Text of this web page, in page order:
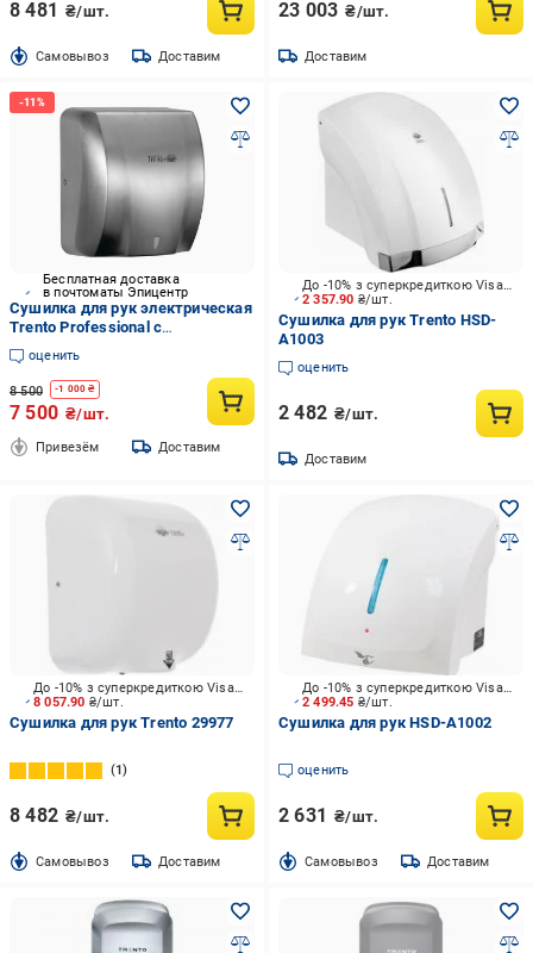
8 481 ₴/шт.
Cамовывоз Доставим
23 003 ₴/шт.
Доставим
Бесплатная доставка
в почтоматы Эпицентр
Сушилка для рук электрическая
Trento Professional с
индикатором 1800W (9193)
оценить
8 500 -1 000 ₴
7 500 ₴/шт.
Привезём Доставим
2 357.90 ₴/шт.
До -10% з суперкредиткою Visa Вигода
Сушилка для рук Trento HSD-
А1003
оценить
2 482 ₴/шт.
Доставим
8 057.90 ₴/шт.
До -10% з суперкредиткою Visa Вигода
Сушилка для рук Trento 29977
1
8 482 ₴/шт.
Cамовывоз Доставим
2 499.45 ₴/шт.
До -10% з суперкредиткою Visa Вигода
Сушилка для рук HSD-А1002
оценить
2 631 ₴/шт.
Cамовывоз Доставим